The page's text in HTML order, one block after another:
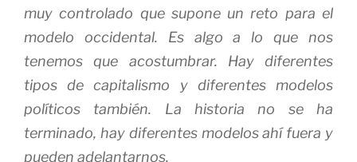
muy controlado que supone un reto para el
modelo occidental. Es algo a lo que nos
tenemos que acostumbrar. Hay diferentes
tipos de capitalismo y diferentes modelos
políticos también. La historia no se ha
terminado, hay diferentes modelos ahí fuera y
pueden adelantarnos.